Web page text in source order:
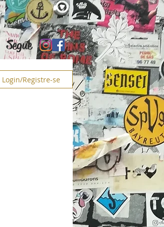
Segue
Login/Registre-se